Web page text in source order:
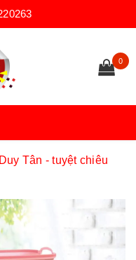
0
Tân - tuyệt chiêu